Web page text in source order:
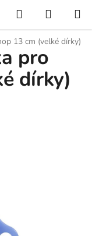
Hledat
KOŠÍK
13 cm (velké dírky)
pro
dírky)